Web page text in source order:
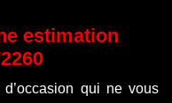
estimation
qui ne vous